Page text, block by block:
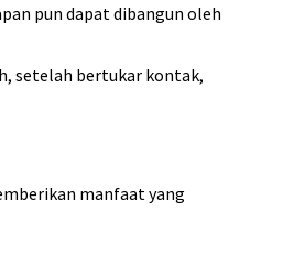
pun dapat dibangun oleh
setelah bertukar kontak,
manfaat yang